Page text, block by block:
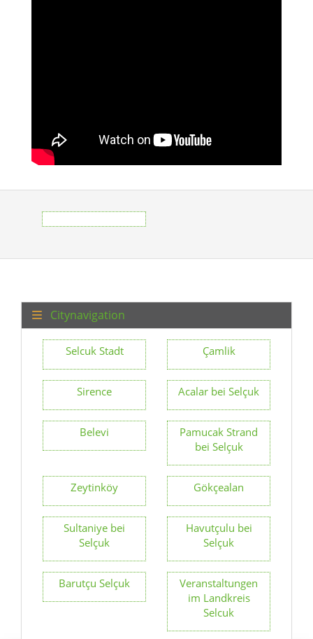
Citynavigation
Selcuk Stadt Çamlik
Sirence Acalar bei Selçuk
Belevi
Pamucak Strand
bei Selçuk
Zeytinköy Gökçealan
Sultaniye bei
Selçuk
Havutçulu bei
Selçuk
Barutçu Selçuk
Veranstaltungen
im Landkreis
Selcuk